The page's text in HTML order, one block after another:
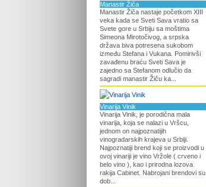
Manastir Žiča
Manastir Žiča nastaje početkom XIII
veka kada se Sveti Sava vratio sa
Svete gore u Srbiju sa moštima
Simeona Mirotočivog, a srpska
država biva potresena sukobom
između Stefana i Vukana. Pomirivši
zavađenu braću Sveti Sava je
zajedno sa Stefanom odlučio da
sagradi manastir Žiču ka...
Vinarija Vinik
Vinarija Vinik, je porodična mala
vinarija, koja se nalazi u Vršcu,
jednom on najpoznatijih
vinogradarskih krajeva u Srbiji.
Najpoznatiji brend koji se proizvodi u
ovoj vinariji je vino Vržole ( crveno i
belo vino ), kao i prirodna lozova
rakija Cabinet. Nabrojani brendovi su
dob...